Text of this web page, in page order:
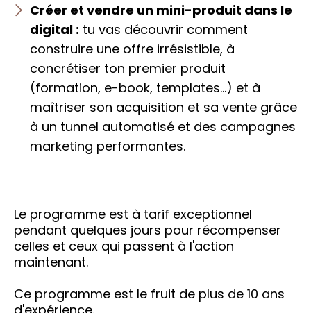
Créer et vendre un mini-produit dans le
digital : tu vas découvrir comment
construire une offre irrésistible, à
concrétiser ton premier produit
(formation, e-book, templates…) et à
maîtriser son acquisition et sa vente grâce
à un tunnel automatisé et des campagnes
marketing performantes.
Le programme est à tarif exceptionnel
pendant quelques jours pour récompenser
celles et ceux qui passent à l'action
maintenant.
Ce programme est le fruit de plus de 10 ans